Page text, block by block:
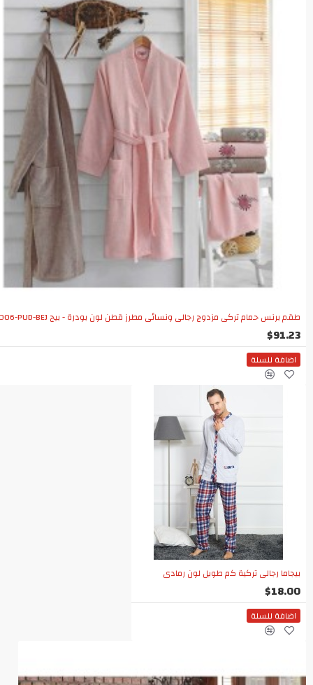
طقم برنس حمام تركي مزدوج رجالي ونسائي مطرز قطن لون بودرة - بيج CT-5501006-PUD-BEJ
$91.23
اضافة للسلة
بيجاما رجالي تركية كم طويل لون رمادي
$18.00
اضافة للسلة